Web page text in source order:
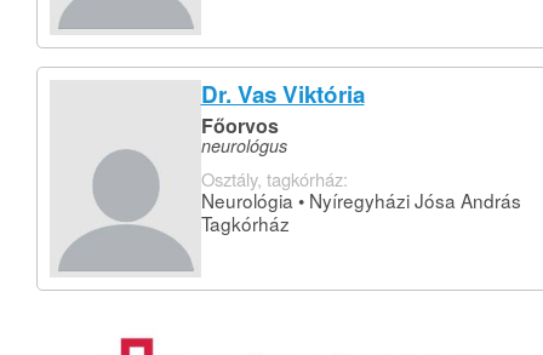
Dr. Vas Viktória
Főorvos
neurológus
Osztály, tagkórház:
Neurológia • Nyíregyházi Jósa András
Tagkórház